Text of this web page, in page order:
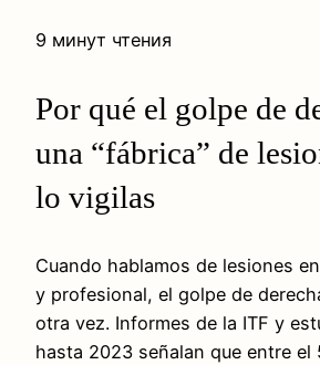
9 минут чтения
Por qué el golpe de
una “fábrica” de
lo vigilas
Cuando hablamos de lesiones
y profesional, el golpe de
otra vez. Informes de la ITF y
hasta 2023 señalan que entre el